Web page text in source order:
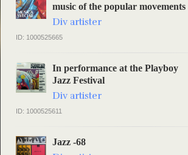
music of the popular movements
Div artister
ID: 1000525665
In performance at the Playboy
Jazz Festival
Div artister
ID: 1000525611
Jazz -68